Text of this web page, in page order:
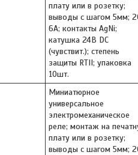
плату или в розетку;
выводы с шагом 5мм;
6A; контакты AgNi;
катушка 24В DC
(чувствит.); степень
защиты RTII; упаковка
10шт.
Миниатюрное
универсальное
электромеханическое
реле; монтаж на
плату или в розетку;
выводы с шагом 5мм;